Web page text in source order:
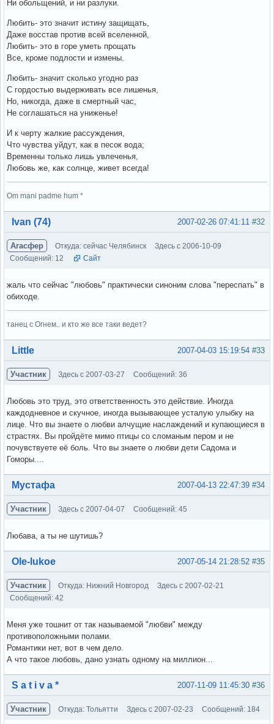
Ни обольщений, и ни разлуки.
Любить- это значит истину защищать,
Даже восстав против всей вселенной,
Любить- это в горе уметь прощать
Все, кроме подлости и измены.
Любить- значит сколько угодно раз
С гордостью выдерживать все лишенья,
Но, никогда, даже в смертный час,
Не соглашаться на униженье!
И к черту жалкие рассуждения,
Что чувства уйдут, как в песок вода;
Временны только лишь увлеченья,
Любовь же, как солнце, живет всегда!
Om mani padme hum *
Вне форума #32
2007-02-26 07:41:11
Ivan (74)
Агасфер Откуда: сейчас Челябинск
Здесь с 2006-10-09
Сообщений: 12
Сайт
жаль что сейчас "любовь" практически синоним слова "переспать" в
обиходе.
танец с Огнем.. и кто же все таки ведет?
Вне форума #33
2007-04-03 15:19:54
Little
Участник Здесь с 2007-03-27 Сообщений: 36
Любовь это труд, это ответственность это действие. Иногда
каждодневное и скучное, иногда вызывающее усталую улыбку на
лице. Что вы знаете о любви алчущие наслаждений и купающиеся в
страстях. Вы пройдёте мимо птицы со сломаным пером и не
почувствуете её боль. Что вы знаете о любви дети Садома и
Гоморы....
Вне форума #34
2007-04-13 22:47:39
Мустафа
Участник Здесь с 2007-04-07 Сообщений: 45
Любава, а ты не шутишь?
Вне форума #35
2007-05-14 21:28:52
Ole-lukoe
Участник Откуда: Нижний Новгород
Здесь с 2007-02-21
Сообщений: 42
Меня уже тошнит от так называемой "любви" между
противоположными полами.
Романтики нет, вот в чем дело.
А что такое любовь, дано узнать одному на миллион...
Вне форума #36
2007-11-09 11:45:30
S a t i v a *
Участник Откуда: Тольятти Здесь с 2007-02-23 Сообщений: 184